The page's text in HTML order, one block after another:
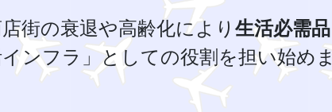
街の衰退や高齢化により 生活必需品
ンフラ」としての役割を担い始めま